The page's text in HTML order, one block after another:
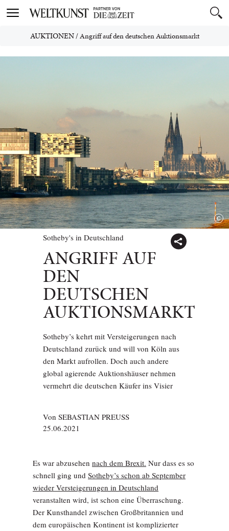
Toggle
AUKTIONEN/Angriff auf den deutschen Auktionsmarkt
Sotheby's in Deutschland
ANGRIFF AUF
DEN
DEUTSCHEN
AUKTIONSMARKT
Sotheby’s kehrt mit Versteigerungen nach
Deutschland zurück und will von Köln aus
den Markt aufrollen. Doch auch andere
global agierende Auktionshäuser nehmen
vermehrt die deutschen Käufer ins Visier
Von SEBASTIAN PREUSS
25.06.2021
Es war abzusehen nach dem Brexit. Nur dass es so
schnell ging und Sotheby’s schon ab September
wieder Versteigerungen in Deutschland
veranstalten wird, ist schon eine Überraschung.
Der Kunsthandel zwischen Großbritannien und
dem europäischen Kontinent ist komplizierter